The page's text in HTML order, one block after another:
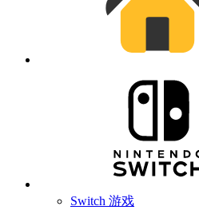
Switch 游戏